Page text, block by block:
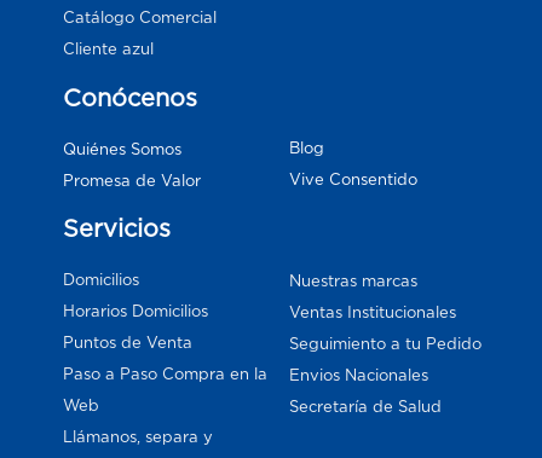
Catálogo Comercial
Cliente azul
Conócenos
Quiénes Somos
Promesa de Valor
Blog
Vive Consentido
Servicios
Domicilios
Horarios Domicilios
Puntos de Venta
Paso a Paso Compra en la
Web
Llámanos, separa y
Nuestras marcas
Ventas Institucionales
Seguimiento a tu Pedido
Envios Nacionales
Secretaría de Salud